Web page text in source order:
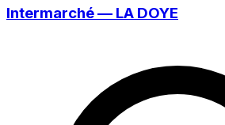
Intermarché — LA DOYE